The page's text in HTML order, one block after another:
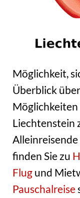
Möglichkeit,
Überblick
Möglichkeiten
Liechtenstein
finden Sie zu
Flugund
Pauschalreise